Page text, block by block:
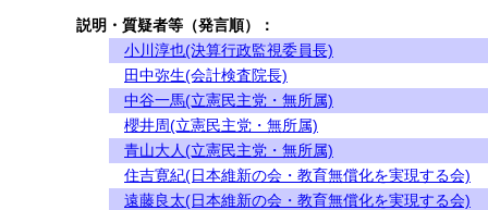
説明・質疑者等（発言順）：
小川淳也(決算行政監視委員長)
田中弥生(会計検査院長)
中谷一馬(立憲民主党・無所属)
櫻井周(立憲民主党・無所属)
青山大人(立憲民主党・無所属)
住吉寛紀(日本維新の会・教育無償化を実現する会)
遠藤良太(日本維新の会・教育無償化を実現する会)